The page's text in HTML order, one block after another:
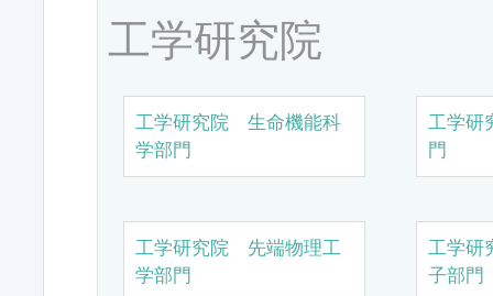
工学研究院
工学研究院 生命機能科
学部門
工学研
門
工学研究院 先端物理工
学部門
工学研
子部門